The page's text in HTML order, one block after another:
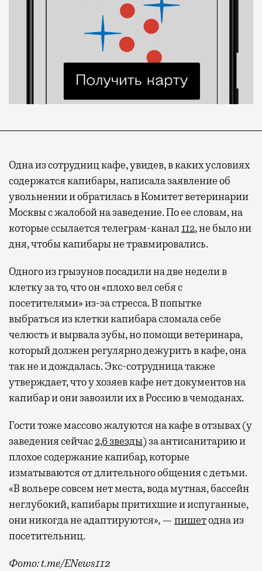
Одна из сотрудниц кафе, увидев, в каких условиях
содержатся капибары, написала заявление об
увольнении и обратилась в Комитет ветеринарии
Москвы с жалобой на заведение. По ее словам, на
которые ссылается телеграм-канал112, не было ни
дня, чтобы капибары не травмировались.
Одного из грызунов посадили на две недели в
клетку за то, что он «плохо вел себя с
посетителями» из-за стресса. В попытке
выбраться из клетки капибара сломала себе
челюсть и вырвала зубы, но помощи ветеринара,
который должен регулярно дежурить в кафе, она
так не и дождалась. Экс-сотрудница также
утверждает, что у хозяев кафе нет документов на
капибар и они завозили их в Россию в чемоданах.
Гости тоже массово жалуются на кафе в отзывах (у
заведения сейчас2,6 звезды) за антисанитарию и
плохое содержание капибар, которые
изматываются от длительного общения с детьми.
«В вольере совсем нет места, вода мутная, бассейн
неглубокий, капибары притихшие и испуганные,
они никогда не адаптируются», — пишетодна из
посетительниц.
Фото: t.me/ENews112